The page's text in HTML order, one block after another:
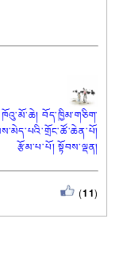
ཁོའུ་མོ་ཆེ། བོད་ཁྱིམ་གཅིག་
རྩོམ་པ་པོ། སྟོབས་ལྡན།
(11)